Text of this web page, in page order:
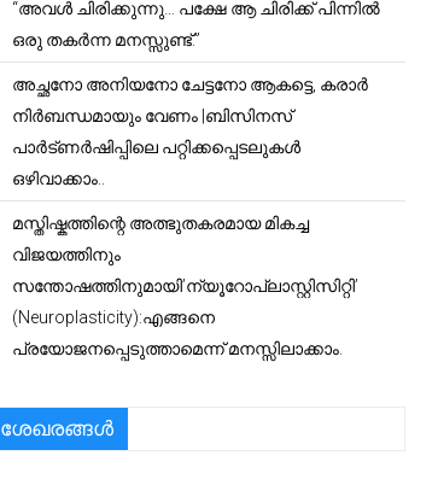
“അവൾ ചിരിക്കുന്നു… പക്ഷേ ആ ചിരിക്ക് പിന്നിൽ
ഒരു തകർന്ന മനസ്സുണ്ട്.”
അച്ഛനോ അനിയനോ ചേട്ടനോ ആകട്ടെ, കരാർ
നിർബന്ധമായും വേണം |ബിസിനസ്
പാർട്ണർഷിപ്പിലെ പറ്റിക്കപ്പെടലുകൾ
ഒഴിവാക്കാം..
മസ്തിഷ്കത്തിന്റെ അത്ഭുതകരമായ മികച്ച
വിജയത്തിനും
സന്തോഷത്തിനുമായി’ന്യൂറോപ്ലാസ്റ്റിസിറ്റി’
(Neuroplasticity):എങ്ങനെ
പ്രയോജനപ്പെടുത്താമെന്ന് മനസ്സിലാക്കാം.
ശേഖരങ്ങൾ